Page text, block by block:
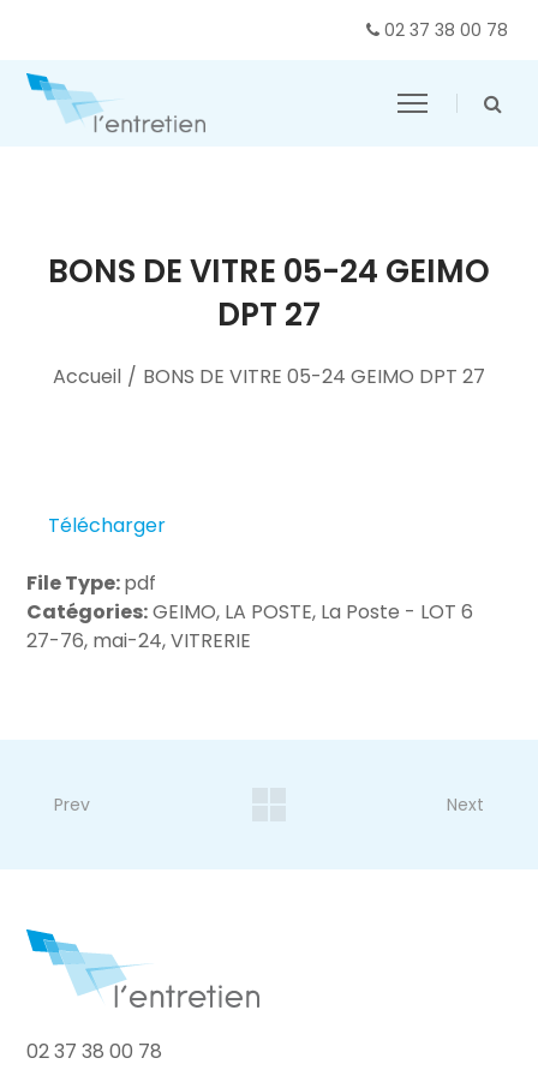
02 37 38 00 78
BONS DE VITRE 05-24 GEIMO
DPT 27
Accueil / BONS DE VITRE 05-24 GEIMO DPT 27
Télécharger
File Type:pdf
Catégories:GEIMO, LA POSTE, La Poste - LOT 6
27-76, mai-24, VITRERIE
Prev Next
02 37 38 00 78